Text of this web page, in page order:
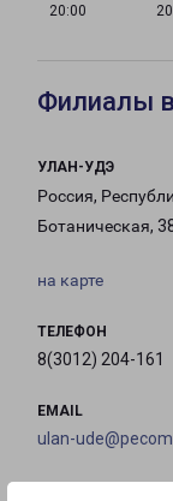
20:00
Филиалы
УЛАН-УДЭ
Россия,
Ботаническая,
на карте
ТЕЛЕФОН
8(3012) 204-161
EMAIL
ulan-